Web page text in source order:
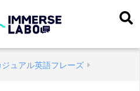
ジュアル英語フレーズ